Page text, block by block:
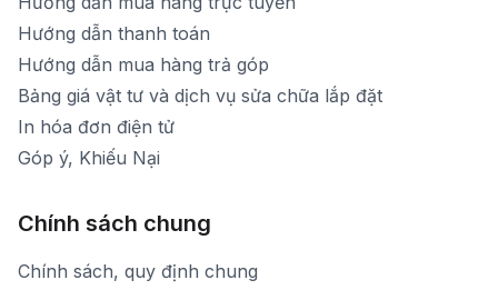
Hướng dẫn thanh toán
Hướng dẫn mua hàng trả góp
Bảng giá vật tư và dịch vụ sửa chữa lắp đặt
In hóa đơn điện tử
Góp ý, Khiếu Nại
Chính sách chung
Chính sách, quy định chung